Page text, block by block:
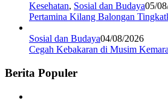
Kesehatan, Sosial dan Budaya05/
Pertamina Kilang Balongan
Sosial dan Budaya04/08/2026
Cegah Kebakaran di Musim
Berita Populer